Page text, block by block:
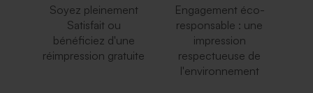
Soyez pleinement
Satisfait ou
bénéficiez d'une
réimpression gratuite
Engagement éco-
responsable : une
impression
respectueuse de
l'environnement